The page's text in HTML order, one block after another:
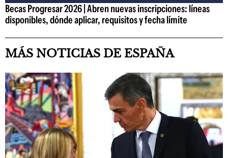
Becas Progresar 2026 | Abren nuevas inscripciones: líneas
disponibles, dónde aplicar, requisitos y fecha límite
MÁS NOTICIAS DE ESPAÑA